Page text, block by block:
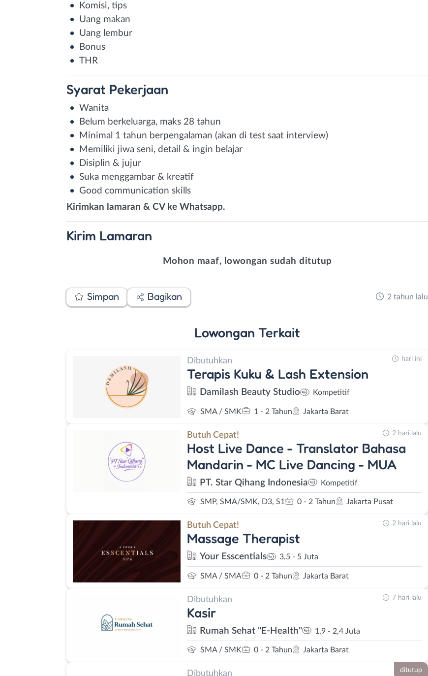
Komisi, tips
Uang makan
Uang lembur
Bonus
THR
Syarat Pekerjaan
Wanita
Belum berkeluarga, maks 28 tahun
Minimal 1 tahun berpengalaman (akan di test saat interview)
Memiliki jiwa seni, detail & ingin belajar
Disiplin & jujur
Suka menggambar & kreatif
Good communication skills
Kirimkan lamaran & CV ke Whatsapp.
Kirim Lamaran
Mohon maaf, lowongan sudah ditutup
Simpan Bagikan 2 tahun lalu
Lowongan Terkait
Dibutuhkan
Terapis Kuku & Lash Extension
Damilash Beauty Studio Kompetitif
SMA / SMK 1 - 2 Tahun Jakarta Barat
hari ini
Butuh Cepat!
Host Live Dance - Translator Bahasa
Mandarin - MC Live Dancing - MUA
PT. Star Qihang Indonesia Kompetitif
SMP, SMA/SMK, D3, S1 0 - 2 Tahun Jakarta Pusat
2 hari lalu
Butuh Cepat!
Massage Therapist
Your Esscentials 3,5 - 5 Juta
SMA / SMA 0 - 2 Tahun Jakarta Barat
2 hari lalu
Dibutuhkan
Kasir
Rumah Sehat "E-Health" 1,9 - 2,4 Juta
SMA / SMK 0 - 2 Tahun Jakarta Barat
7 hari lalu
Dibutuhkan ditutup